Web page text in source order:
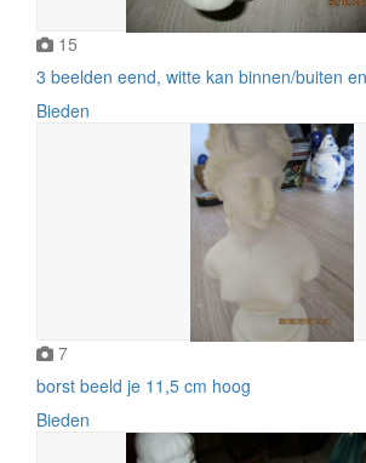
15
3 beelden eend, witte kan binnen/buiten
Bieden
7
borst beeld je 11,5 cm hoog
Bieden